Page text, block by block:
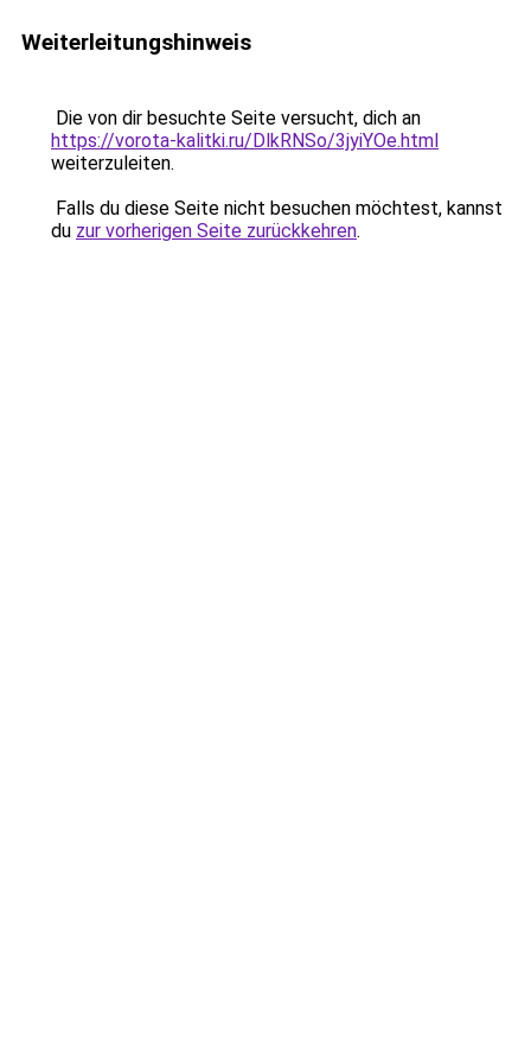
Weiterleitungshinweis
Die von dir besuchte Seite versucht, dich an
https://vorota-kalitki.ru/DlkRNSo/3jyiYOe.html
weiterzuleiten.
Falls du diese Seite nicht besuchen möchtest, kannst
du zur vorherigen Seite zurückkehren.